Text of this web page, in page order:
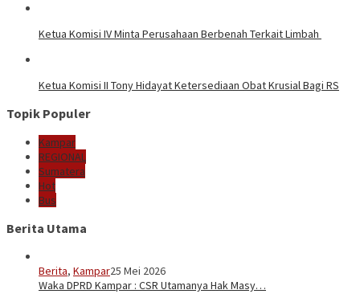
Ketua Komisi IV Minta Perusahaan Berbenah Terkait Limbah
Ketua Komisi II Tony Hidayat Ketersediaan Obat Krusial Bagi RS
Topik Populer
Kampar
REGIONAL
Sumatera
Hot
Bus
Berita Utama
Berita, Kampar25 Mei 2026
Waka DPRD Kampar : CSR Utamanya Hak Masy…